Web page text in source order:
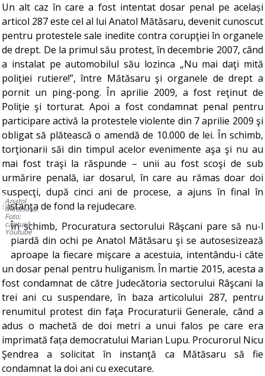
Un alt caz în care a fost intentat dosar penal pe același
articol 287 este cel al lui Anatol Mătăsaru, devenit cunoscut
pentru protestele sale inedite contra corupţiei în organele
de drept. De la primul său protest, în decembrie 2007, când
a instalat pe automobilul său lozinca „Nu mai daţi mită
poliţiei rutiere!”, între Mătăsaru şi organele de drept a
pornit un ping-pong. În aprilie 2009, a fost reţinut de
Poliţie şi torturat. Apoi a fost condamnat penal pentru
participare activă la protestele violente din 7 aprilie 2009 şi
obligat să plătească o amendă de 10.000 de lei. În schimb,
torţionarii săi din timpul acelor evenimente aşa şi nu au
mai fost traşi la răspunde – unii au fost scoşi de sub
urmărire penală, iar dosarul, în care au rămas doar doi
suspecţi, după cinci ani de procese, a ajuns în final în
instanţa de fond la rejudecare.
Anatol
Mătăsaru.
Foto:
captură
Youtube
În schimb, Procuratura sectorului Râşcani pare să nu-l
piardă din ochi pe Anatol Mătăsaru şi se autosesizează
aproape la fiecare mişcare a acestuia, intentându-i câte
un dosar penal pentru huliganism. În martie 2015, acesta a
fost condamnat de către Judecătoria sectorului Râşcani la
trei ani cu suspendare, în baza articolului 287, pentru
renumitul protest din faţa Procuraturii Generale, când a
adus o machetă de doi metri a unui falos pe care era
imprimată fața democratului Marian Lupu. Procurorul Nicu
Şendrea a solicitat în instanţă ca Mătăsaru să fie
condamnat la doi ani cu executare.